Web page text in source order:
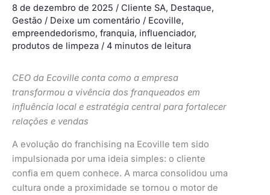
8 de dezembro de 2025 / Cliente SA, Destaque,
Gestão / Deixe um comentário / Ecoville,
empreendedorismo, franquia, influenciador,
produtos de limpeza / 4 minutos de leitura
CEO da Ecoville conta como a empresa
transformou a vivência dos franqueados em
influência local e estratégia central para fortalecer
relações e vendas
A evolução do franchising na Ecoville tem sido
impulsionada por uma ideia simples: o cliente
confia em quem conhece. A marca consolidou uma
cultura onde a proximidade se tornou o motor de